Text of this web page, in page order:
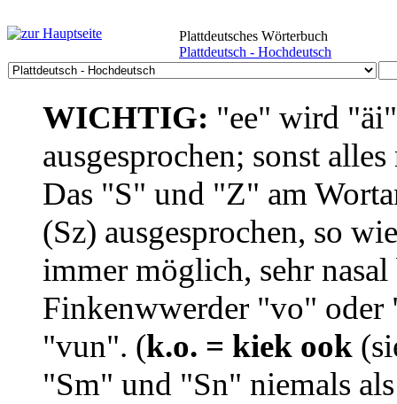
Plattdeutsches Wörterbuch
Plattdeutsch - Hochdeutsch
WICHTIG: "ee" wird
ausgesprochen; sonst
Das "S" und "Z" am
(Sz) ausgesprochen, so
immer möglich, sehr
Finkenwwerder "vo"
"vun". (k.o. = kiek ook
"Sm" und "Sn" niemals